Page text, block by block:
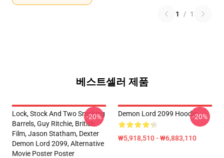
1 / 1
베스트셀러 제품
Lock, Stock And Two Smoking
Barrels, Guy Ritchie, British
Film, Jason Statham, Dexter
Demon Lord 2099, Alternative
Movie Poster Poster
-20% Demon Lord 2099 Hoodie
₩5,918,510 - ₩6,883,110
-20%